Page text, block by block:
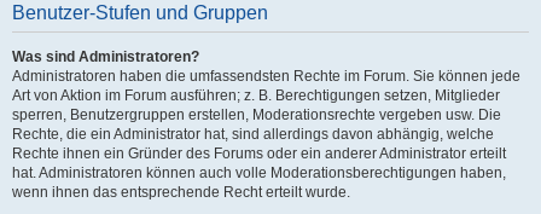
Benutzer-Stufen und Gruppen
Was sind Administratoren?
Administratoren haben die umfassendsten Rechte im Forum. Sie können jede
Art von Aktion im Forum ausführen; z. B. Berechtigungen setzen, Mitglieder
sperren, Benutzergruppen erstellen, Moderationsrechte vergeben usw. Die
Rechte, die ein Administrator hat, sind allerdings davon abhängig, welche
Rechte ihnen ein Gründer des Forums oder ein anderer Administrator erteilt
hat. Administratoren können auch volle Moderationsberechtigungen haben,
wenn ihnen das entsprechende Recht erteilt wurde.